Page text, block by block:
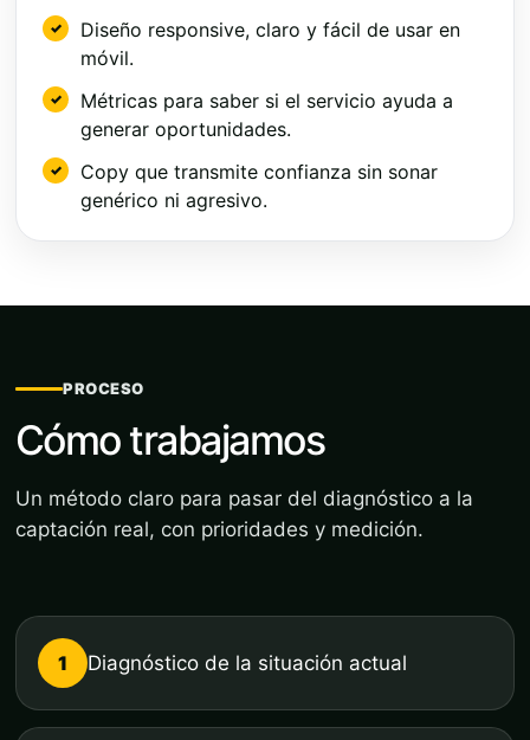
Diseño responsive, claro y fácil de usar en
móvil.
Métricas para saber si el servicio ayuda a
generar oportunidades.
Copy que transmite confianza sin sonar
genérico ni agresivo.
PROCESO
Cómo trabajamos
Un método claro para pasar del diagnóstico a la
captación real, con prioridades y medición.
1 Diagnóstico de la situación actual